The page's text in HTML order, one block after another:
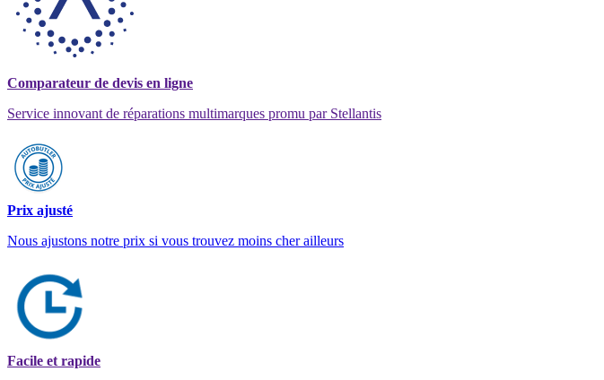
Comparateur de devis en ligne
Service innovant de réparations multimarques promu par Stellantis
Prix ajusté
Nous ajustons notre prix si vous trouvez moins cher ailleurs
Facile et rapide